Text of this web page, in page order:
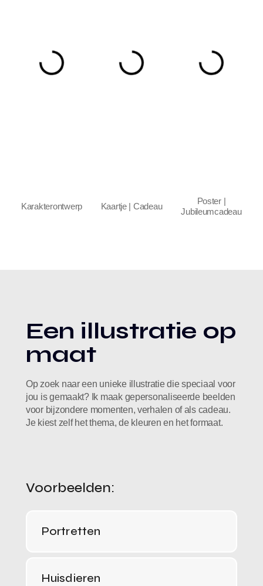
Karakterontwerp Kaartje | Cadeau
Poster |
Jubileumcadeau
Een illustratie op
maat
Op zoek naar een unieke illustratie die speciaal voor
jou is gemaakt? Ik maak gepersonaliseerde beelden
voor bijzondere momenten, verhalen of als cadeau.
Je kiest zelf het thema, de kleuren en het formaat.
Voorbeelden:
Portretten
Huisdieren